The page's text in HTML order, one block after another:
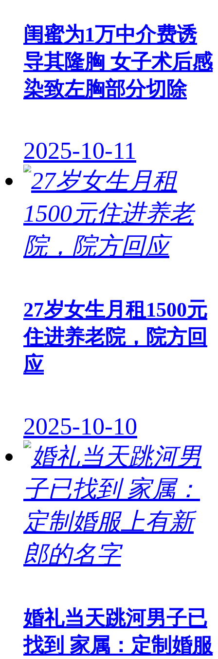
闺蜜为1万中介费诱
导其隆胸 女子术后感
染致左胸部分切除
2025-10-11
27岁女生月租1500元
住进养老院，院方回
应
2025-10-10
婚礼当天跳河男子已
找到 家属：定制婚服